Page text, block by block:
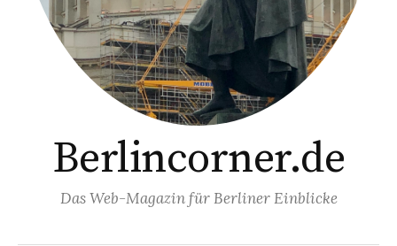
Berlincorner.de
Das Web-Magazin für Berliner Einblicke